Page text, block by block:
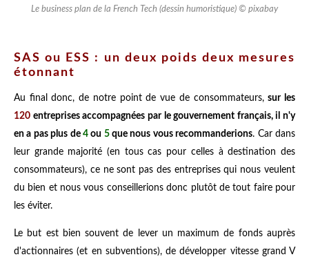
SAS ou ESS : un deux poids deux mesures
Au final donc, de notre point de vue de consommateurs,sur les
120entreprises accompagnées par le gouvernement français, il n'y
en a pas plus de4ou 5que nous vous recommanderions. Car dans
leur grande majorité (en tous cas pour celles à destination des
consommateurs), ce ne sont pas des entreprises qui nous veulent
du bien et nous vous conseillerions donc plutôt de tout faire pour
Le but est bien souvent de lever un maximum de fonds auprès